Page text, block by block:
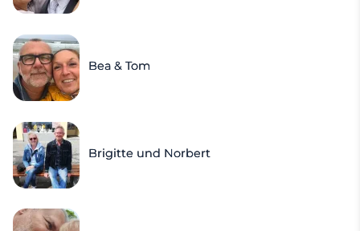
Bea & Tom
Brigitte und Norbert